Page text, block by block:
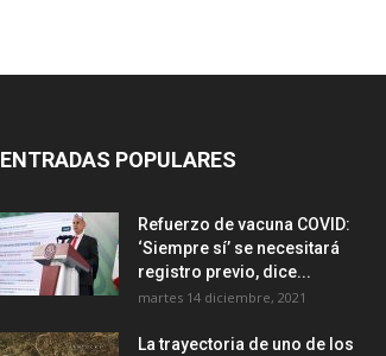
ENTRADAS POPULARES
Refuerzo de vacuna COVID:
‘Siempre sí’ se necesitará
registro previo, dice...
martes 14 diciembre, 2021
La trayectoria de uno de los